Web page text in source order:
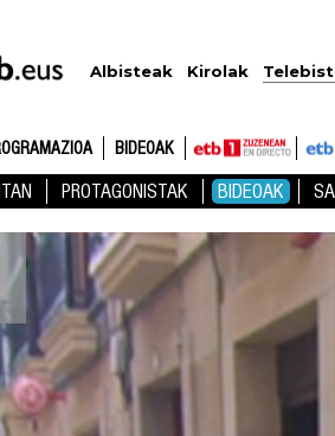
Albisteak Kirolak
BIDEOAK
PROTAGONISTAK BIDEOAK